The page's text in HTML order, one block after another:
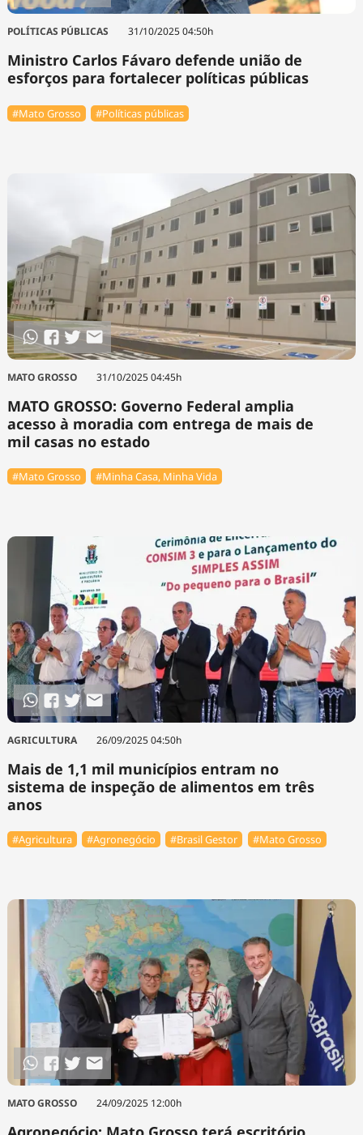
POLÍTICAS PÚBLICAS 31/10/2025 04:50h
Ministro Carlos Fávaro defende união de
esforços para fortalecer políticas públicas
#Mato Grosso #Políticas públicas
MATO GROSSO 31/10/2025 04:45h
MATO GROSSO: Governo Federal amplia
acesso à moradia com entrega de mais de
mil casas no estado
#Mato Grosso #Minha Casa, Minha Vida
AGRICULTURA 26/09/2025 04:50h
Mais de 1,1 mil municípios entram no
sistema de inspeção de alimentos em três
anos
#Agricultura #Agronegócio #Brasil Gestor #Mato Grosso
MATO GROSSO 24/09/2025 12:00h